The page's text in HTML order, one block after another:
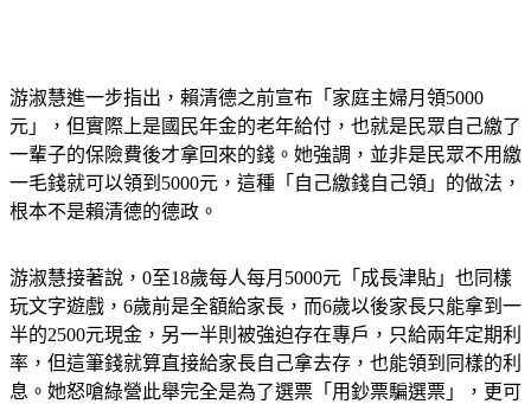
元」，但實際上是國民年金的老年給付，也就是民眾自己繳了
一輩子的保險費後才拿回來的錢。她強調，並非是民眾不用繳
一毛錢就可以領到5000元，這種「自己繳錢自己領」的做法，
根本不是賴清德的德政。
玩文字遊戲，6歲前是全額給家長，而6歲以後家長只能拿到一
半的2500元現金，另一半則被強迫存在專戶，只給兩年定期利
率，但這筆錢就算直接給家長自己拿去存，也能領到同樣的利
息。她怒嗆綠營此舉完全是為了選票「用鈔票騙選票」，更可
悲的是鈔票還是國民自己繳的。